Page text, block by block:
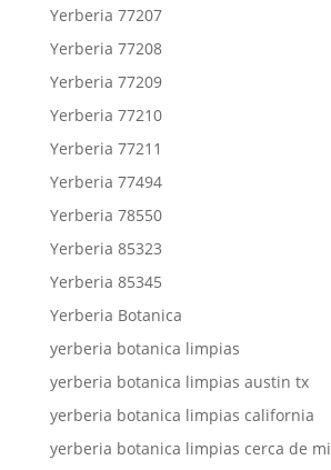
Yerberia 77207
Yerberia 77208
Yerberia 77209
Yerberia 77210
Yerberia 77211
Yerberia 77494
Yerberia 78550
Yerberia 85323
Yerberia 85345
Yerberia Botanica
yerberia botanica limpias
yerberia botanica limpias austin tx
yerberia botanica limpias california
yerberia botanica limpias cerca de mi